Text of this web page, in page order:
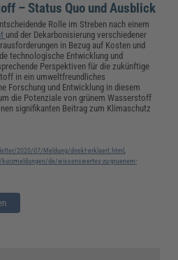
– Status Quo und Ausblick
Rolle im Streben nach einem
und der Dekarbonisierung verschiedener
in Bezug auf Kosten und
technologische Entwicklung und
Perspektiven für die zukünftige
in ein umweltfreundliches
Forschung und Entwicklung in diesem
die Potenziale von grünem Wasserstoff
signifikanten Beitrag zum Klimaschutz
2020/07/Meldung/direkt-erklaert.html
de/wissenswertes-zu-gruenem-